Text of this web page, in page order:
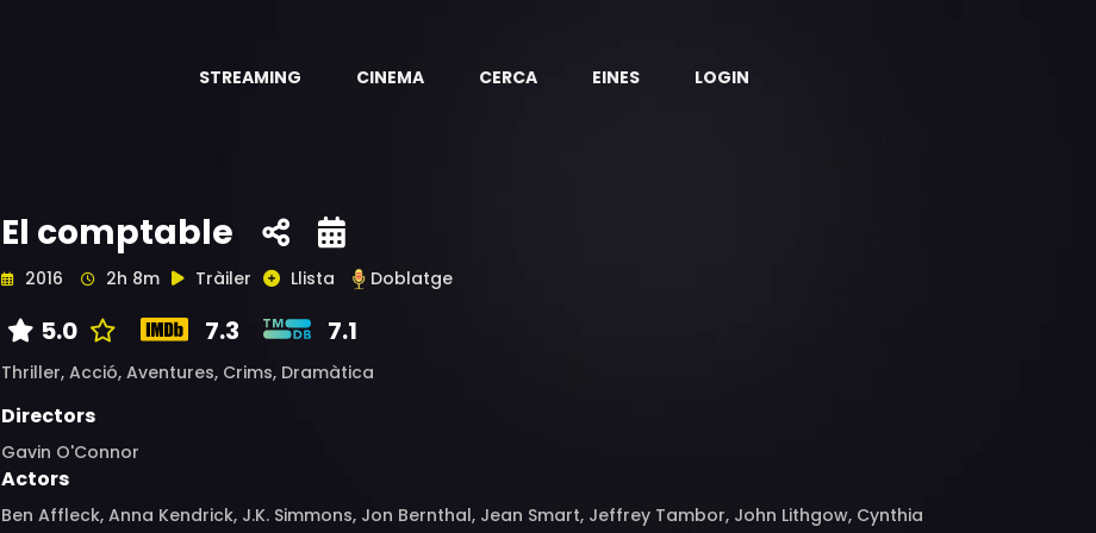
STREAMING CINEMA CERCA EINES LOGIN
El comptable
2016 2h 8m Tràiler Llista Doblatge
5.0 7.3 7.1
Thriller, Acció, Aventures, Crims, Dramàtica
Directors
Gavin O'Connor
Actors
Ben Affleck, Anna Kendrick, J.K. Simmons, Jon Bernthal, Jean Smart, Jeffrey Tambor, John Lithgow, Cynthia